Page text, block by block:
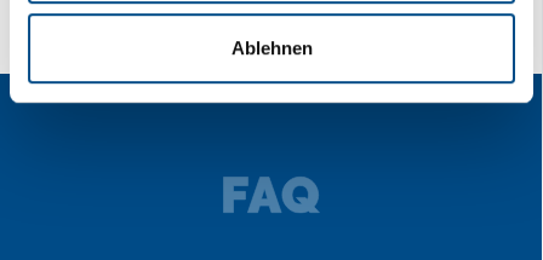
Ablehnen
je rychlost v krvi?